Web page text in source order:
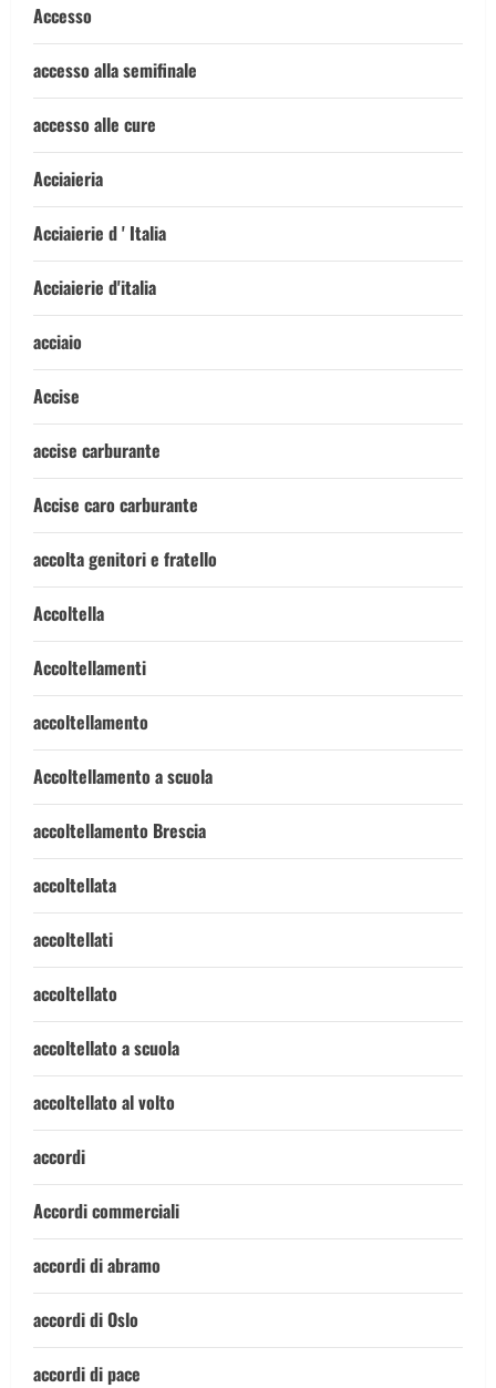
Accesso
accesso alla semifinale
accesso alle cure
Acciaieria
Acciaierie d ' Italia
Acciaierie d'italia
acciaio
Accise
accise carburante
Accise caro carburante
accolta genitori e fratello
Accoltella
Accoltellamenti
accoltellamento
Accoltellamento a scuola
accoltellamento Brescia
accoltellata
accoltellati
accoltellato
accoltellato a scuola
accoltellato al volto
accordi
Accordi commerciali
accordi di abramo
accordi di Oslo
accordi di pace